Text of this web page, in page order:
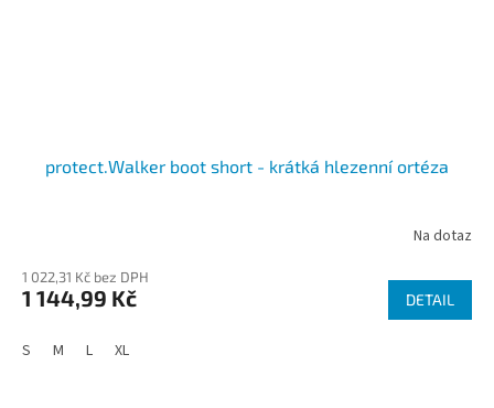
protect.Walker boot short - krátká hlezenní ortéza
Na dotaz
1 022,31 Kč bez DPH
1 144,99 Kč DETAIL
S M L XL